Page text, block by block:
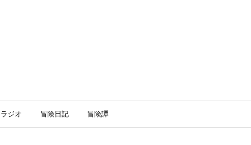
ラジオ 冒険日記 冒険譚